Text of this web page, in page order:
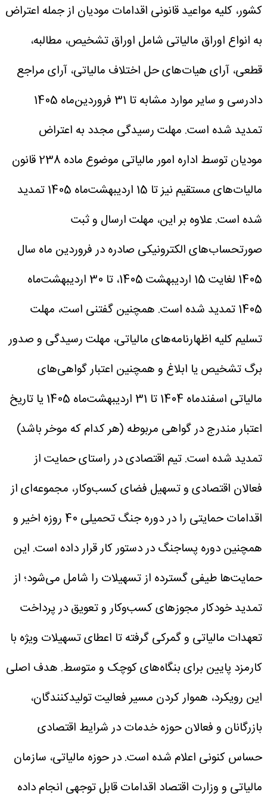
کشور، کلیه مواعید قانونی اقدامات مودیان از جمله اعتراض
به انواع اوراق مالیاتی شامل اوراق تشخیص، مطالبه،
قطعی، آرای هیات‌های حل اختلاف مالیاتی، آرای مراجع
دادرسی و سایر موارد مشابه تا 31 فروردین‌ماه 1405
تمدید شده است. مهلت رسیدگی مجدد به اعتراض
مودیان توسط اداره امور مالیاتی موضوع ماده 238 قانون
مالیات‌های مستقیم نیز تا 15 اردیبهشت‌ماه 1405 تمدید
شده است. علاوه بر این، مهلت ارسال و ثبت
صورتحساب‌های الکترونیکی صادره در فروردین ماه سال
1405 لغایت 15 اردیبهشت 1405، تا 30 اردیبهشت‌ماه
1405 تمدید شده است.
همچنین گفتنی است، مهلت
تسلیم کلیه اظهارنامه‌های مالیاتی، مهلت رسیدگی و صدور
برگ تشخیص یا ابلاغ و همچنین اعتبار گواهی‌های
مالیاتی اسفندماه 1404 تا 31 اردیبهشت‌ماه 1405 یا تاریخ
اعتبار مندرج در گواهی مربوطه (هر کدام که موخر باشد)
تمدید شده است.تیم اقتصادی در راستای حمایت از
فعالان اقتصادی و تسهیل فضای کسب‌وکار، مجموعه‌ای از
اقدامات حمایتی را در دوره جنگ تحمیلی 40 روزه اخیر و
همچنین دوره پساجنگ در دستور کار قرار داده است. این
حمایت‌ها طیفی گسترده از تسهیلات را شامل می‌شود؛ از
تمدید خودکار مجوزهای کسب‌وکار و تعویق در پرداخت
تعهدات مالیاتی و گمرکی گرفته تا اعطای تسهیلات ویژه با
کارمزد پایین برای بنگاه‌های کوچک و متوسط. هدف اصلی
این رویکرد، هموار کردن مسیر فعالیت تولیدکنندگان،
بازرگانان و فعالان حوزه خدمات در شرایط اقتصادی
حساس کنونی اعلام شده است.در حوزه مالیاتی، سازمان
مالیاتی و وزارت اقتصاد اقدامات قابل توجهی انجام داده